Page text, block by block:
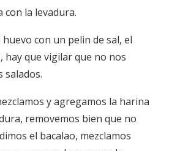
con la levadura.
con un pelin de sal, el
hay que vigilar que no nos
salados.
y agregamos la harina
removemos bien que no
el bacalao, mezclamos